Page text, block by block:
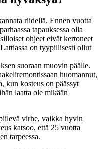
riidellä. Ennen vuotta
tapauksessa olla
ohjeet eivät kertoneet
on tyypillisesti ollut
suoraan muovin päälle.
huomannut,
kun kosteus on päässyt
laatta ole mikään
virhe, vaikka hyvin
katsoo, että 25 vuotta
tarpeessa.